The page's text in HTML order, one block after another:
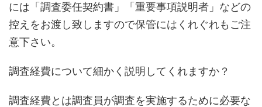
には「調査委任契約書」「重要事項説明者」などの
控えをお渡し致しますので保管にはくれぐれもご注
意下さい。
調査経費について細かく説明してくれますか？
調査経費とは調査員が調査を実施するために必要な